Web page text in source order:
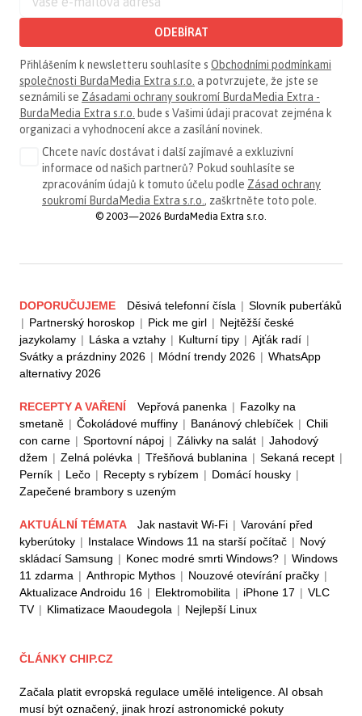
ODEBÍRAT
Přihlášením k newsletteru souhlasíte s Obchodními podmínkami
společnosti BurdaMedia Extra s.r.o. a potvrzujete, že jste se
seznámili se Zásadami ochrany soukromí BurdaMedia Extra -
BurdaMedia Extra s.r.o. bude s Vašimi údaji pracovat zejména k
organizaci a vyhodnocení akce a zasílání novinek.
Chcete navíc dostávat i další zajímavé a exkluzivní
informace od našich partnerů? Pokud souhlasíte se
zpracováním údajů k tomuto účelu podle Zásad ochrany
soukromí BurdaMedia Extra s.r.o. , zaškrtněte toto pole.
© 2003—2026 BurdaMedia Extra s.r.o.
DOPORUČUJEME Děsivá telefonní čísla | Slovník puberťáků
| Partnerský horoskop | Pick me girl | Nejtěžší české
jazykolamy | Láska a vztahy | Kulturní tipy | Ajťák radí |
Svátky a prázdniny 2026 | Módní trendy 2026 | WhatsApp
alternativy 2026
RECEPTY A VAŘENÍ Vepřová panenka | Fazolky na
smetaně | Čokoládové muffiny | Banánový chlebíček | Chili
con carne | Sportovní nápoj | Zálivky na salát | Jahodový
džem | Zelná polévka | Třešňová bublanina | Sekaná recept |
Perník | Lečo | Recepty s rybízem | Domácí housky |
Zapečené brambory s uzeným
AKTUÁLNÍ TÉMATA Jak nastavit Wi-Fi | Varování před
kyberútoky | Instalace Windows 11 na starší počítač | Nový
skládací Samsung | Konec modré smrti Windows? | Windows
11 zdarma | Anthropic Mythos | Nouzové otevírání pračky |
Aktualizace Androidu 16 | Elektromobilita | iPhone 17 | VLC
TV | Klimatizace Maoudegola | Nejlepší Linux
ČLÁNKY CHIP.CZ
Začala platit evropská regulace umělé inteligence. AI obsah
musí být označený, jinak hrozí astronomické pokuty